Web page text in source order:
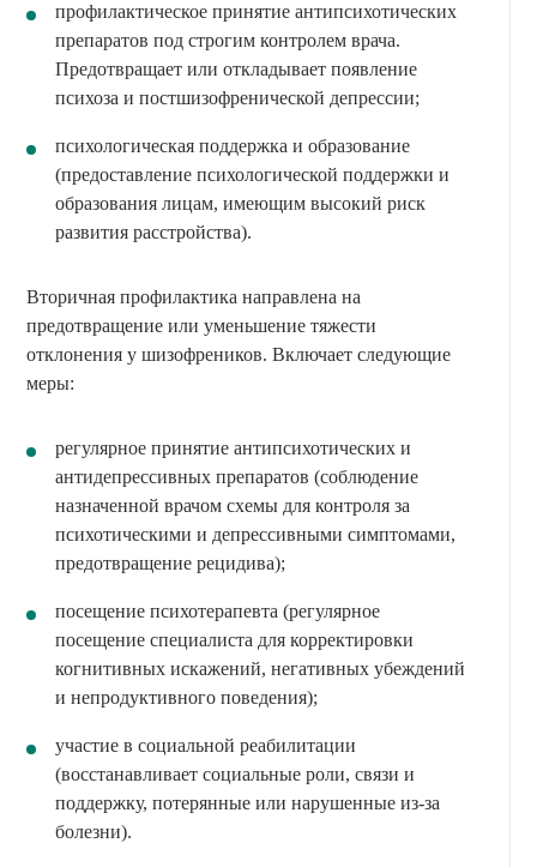
профилактическое принятие антипсихотических
препаратов под строгим контролем врача.
Предотвращает или откладывает появление
психоза и постшизофренической депрессии;
психологическая поддержка и образование
(предоставление психологической поддержки и
образования лицам, имеющим высокий риск
развития расстройства).
Вторичная профилактика направлена на
предотвращение или уменьшение тяжести
отклонения у шизофреников. Включает следующие
меры:
регулярное принятие антипсихотических и
антидепрессивных препаратов (соблюдение
назначенной врачом схемы для контроля за
психотическими и депрессивными симптомами,
предотвращение рецидива);
посещение психотерапевта (регулярное
посещение специалиста для корректировки
когнитивных искажений, негативных убеждений
и непродуктивного поведения);
участие в социальной реабилитации
(восстанавливает социальные роли, связи и
поддержку, потерянные или нарушенные из-за
болезни).